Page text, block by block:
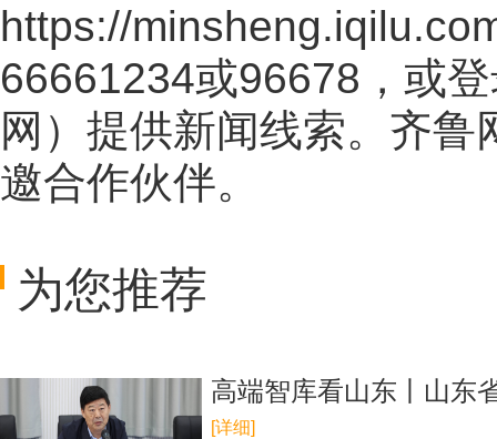
https://
66661234或96678，或
网 ）提供新闻线索。齐鲁
邀合作伙伴。
为您推荐
高端智库看山东丨山东
[详细]